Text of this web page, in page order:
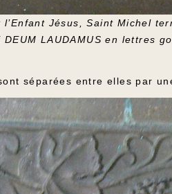
l’Enfant Jésus, Saint Michel
DEUM LAUDAMUS en lettres
séparées entre elles par